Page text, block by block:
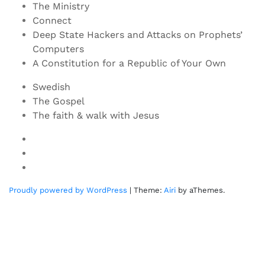
The Ministry
Connect
Deep State Hackers and Attacks on Prophets’
Computers
A Constitution for a Republic of Your Own
Swedish
The Gospel
The faith & walk with Jesus
Proudly powered by WordPress | Theme: Airi by aThemes.